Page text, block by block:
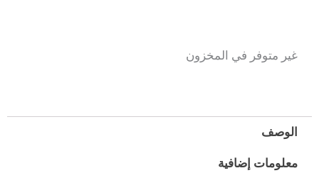
غير متوفر في المخزون
الوصف
معلومات إضافية